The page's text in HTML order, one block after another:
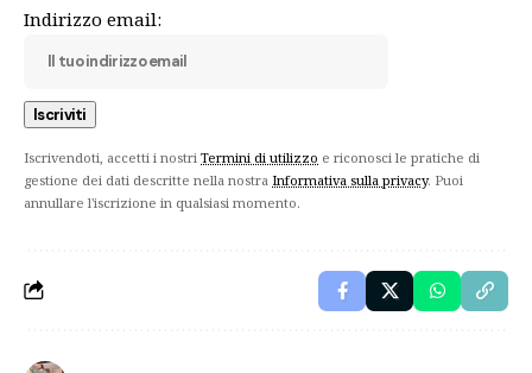
Indirizzo email:
Iscrivendoti, accetti i nostri Termini di utilizzo e riconosci le pratiche di
gestione dei dati descritte nella nostra Informativa sulla privacy. Puoi
annullare l'iscrizione in qualsiasi momento.